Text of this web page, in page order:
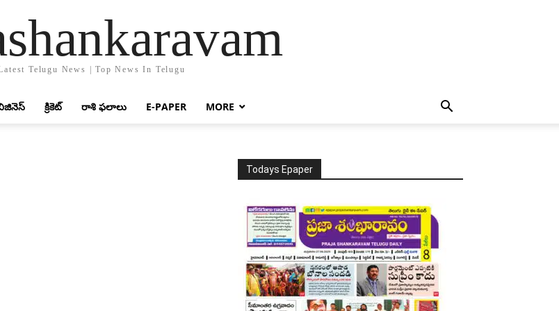
Telugu News | Top News In Telugu
క్రికెట్‌ రాశి ఫలాలు E-PAPER MORE
Todays Epaper